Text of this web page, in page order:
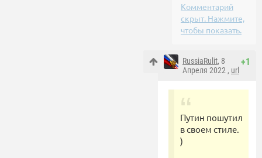
Комментарий
скрыт. Нажмите,
чтобы показать.
+1
RussiaRulit, 8
Апреля 2022 , url
Путин пошутил
в своем стиле.
)